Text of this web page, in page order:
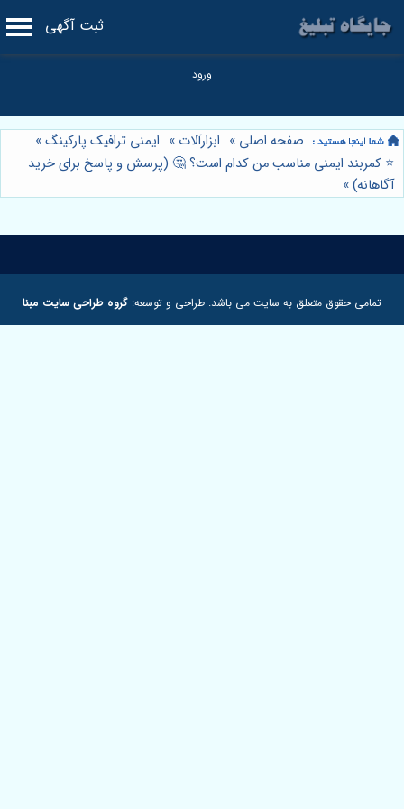
ثبت آگهی
صفحه اصلی » ابزارآلات » ایمنی ترافیک پارکینگ»
⭐️ کمربند ایمنی مناسب من کدام است؟ 🤔 (پرسش و پاسخ برای خرید
آگاهانه)»
تمامی حقوق متعلق به سایت می باشد. طراحی و توسعه: گروه طراحی سایت مبنا